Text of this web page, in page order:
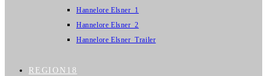
Hannelore Elsner_1
Hannelore Elsner_2
Hannelore Elsner_Trailer
REGION18